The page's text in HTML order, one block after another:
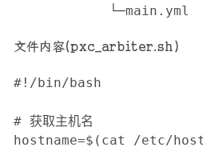
└─main.yml
文件内容(pxc_arbiter.sh)
#!/bin/bash
# 获取主机名
hostname=$(cat /etc/